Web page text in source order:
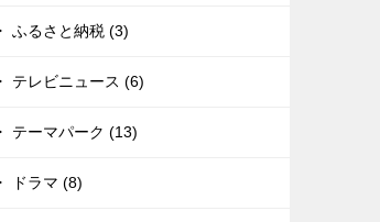
ふるさと納税 (3)
テレビニュース (6)
テーマパーク (13)
ドラマ (8)